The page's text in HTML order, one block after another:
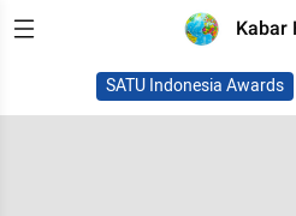
Kabar
SATU Indonesia Awards